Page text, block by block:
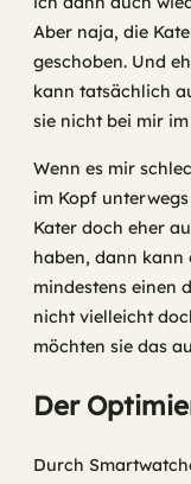
Aber naja, die
geschoben. Und
kann tatsächlich
sie nicht bei mir
Wenn es mir
im Kopf
Kater doch eher
haben, dann kann
mindestens einen
nicht vielleicht
möchten sie das
Der
Durch